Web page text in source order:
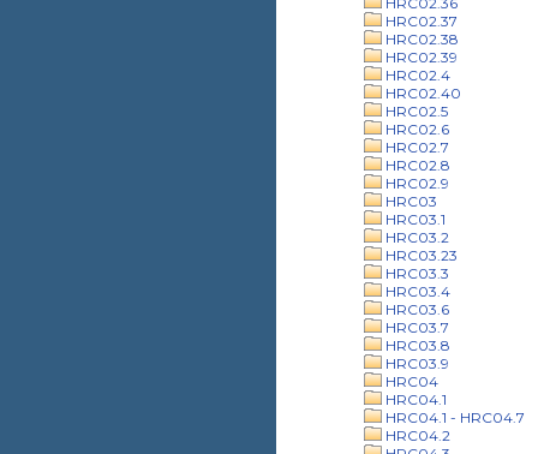
HRC02.37
HRC02.38
HRC02.39
HRC02.4
HRC02.40
HRC02.5
HRC02.6
HRC02.7
HRC02.8
HRC02.9
HRC03
HRC03.1
HRC03.2
HRC03.23
HRC03.3
HRC03.4
HRC03.6
HRC03.7
HRC03.8
HRC03.9
HRC04
HRC04.1
HRC04.1 - HRC04.7
HRC04.2